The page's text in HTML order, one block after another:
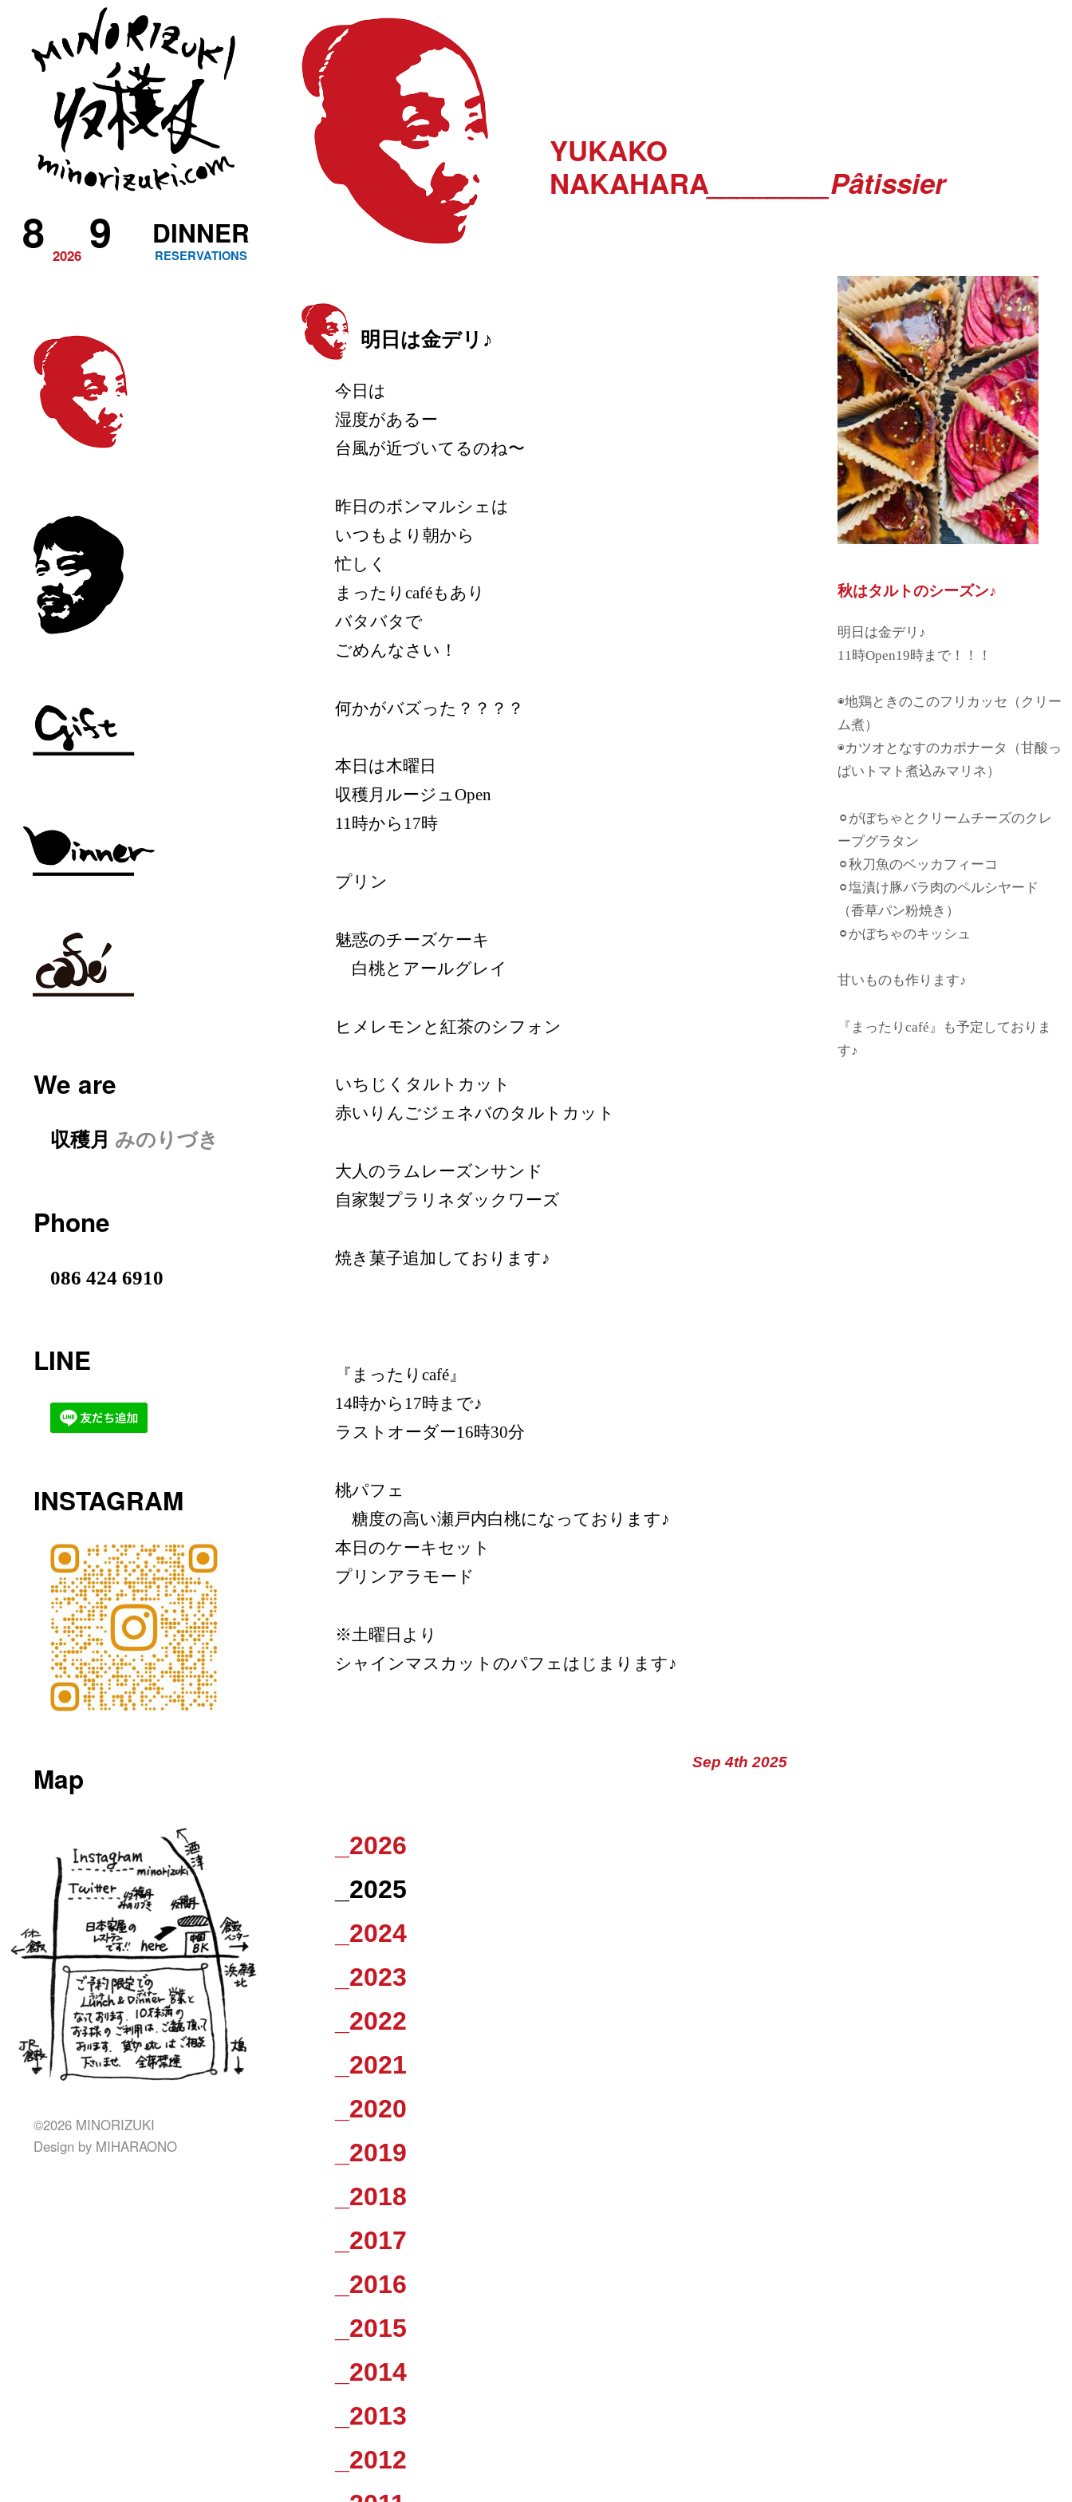
2026
8 9 RESERVATIONS
DINNER
YUKAKO
NAKAHARA________Pâtissier
明日は金デリ♪
今日は
湿度があるー
台風が近づいてるのね〜
昨日のボンマルシェは
いつもより朝から
忙しく
まったりcaféもあり
バタバタで
ごめんなさい！
何かがバズった？？？？
本日は木曜日
収穫月ルージュOpen
11時から17時
プリン
魅惑のチーズケーキ
白桃とアールグレイ
ヒメレモンと紅茶のシフォン
いちじくタルトカット
赤いりんごジェネバのタルトカット
大人のラムレーズンサンド
自家製プラリネダックワーズ
焼き菓子追加しております♪
『まったりcafé』
14時から17時まで♪
ラストオーダー16時30分
桃パフェ
糖度の高い瀬戸内白桃になっております♪
本日のケーキセット
プリンアラモード
※土曜日より
シャインマスカットのパフェはじまります♪
秋はタルトのシーズン♪
明日は金デリ♪
11時Open19時まで！！！
◉地鶏ときのこのフリカッセ（クリー
ム煮）
◉カツオとなすのカポナータ（甘酸っ
ぱいトマト煮込みマリネ）
⚪︎がぼちゃとクリームチーズのクレ
ープグラタン
⚪︎秋刀魚のベッカフィーコ
⚪︎塩漬け豚バラ肉のペルシヤード
（香草パン粉焼き）
⚪︎かぼちゃのキッシュ
甘いものも作ります♪
『まったりcafé』も予定しておりま
す♪
Sep 4th 2025
_2026
_2025
_2024
_2023
_2022
_2021
_2020
_2019
_2018
_2017
_2016
_2015
_2014
_2013
_2012
We are
収穫月 みのりづき
Phone
086 424 6910
LINE
INSTAGRAM
Map
©2026 MINORIZUKI
Design by MIHARAONO